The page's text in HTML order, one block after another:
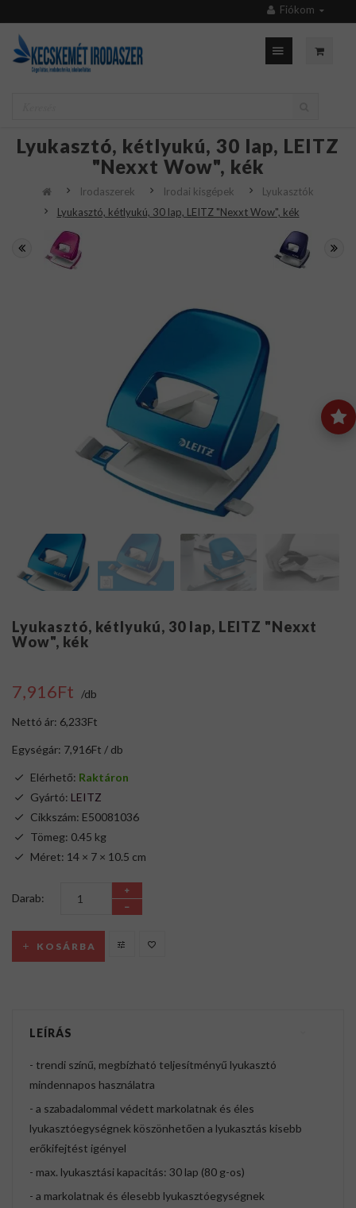
Fiókom
Lyukasztó, kétlyukú, 30 lap, LEITZ
"Nexxt Wow", kék
Irodaszerek Irodai kisgépek
Lyukasztók
Lyukasztó, kétlyukú, 30 lap, LEITZ "Nexxt Wow", kék
Lyukasztó, kétlyukú, 30 lap, LEITZ "Nexxt
Wow", kék
7,916Ft /db
Nettó ár: 6,233Ft
Egységár: 7,916Ft / db
Elérhető: Raktáron
Gyártó: LEITZ
Cikkszám: E50081036
Tömeg: 0.45 kg
Méret: 14 × 7 × 10.5 cm
Darab:
KOSÁRBA
LEÍRÁS
- trendi színű, megbízható teljesítményű lyukasztó
mindennapos használatra
- a szabadalommal védett markolatnak és éles
lyukasztóegységnek köszönhetően a lyukasztás kisebb
erőkifejtést igényel
- max. lyukasztási kapacitás: 30 lap (80 g-os)
- a markolatnak és élesebb lyukasztóegységnek